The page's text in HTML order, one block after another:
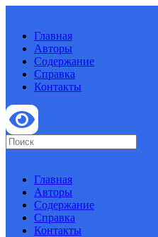
Главная
Авторы
Содержание
Справка
Контакты
Главная
Авторы
Содержание
Справка
Контакты